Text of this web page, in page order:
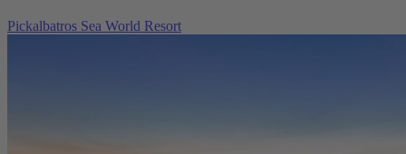
Pickalbatros Sea World Resort